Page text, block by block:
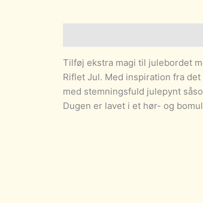
Tilføj ekstra magi til julebordet
Riflet Jul. Med inspiration fra
med stemningsfuld julepynt
Dugen er lavet i et hør- og